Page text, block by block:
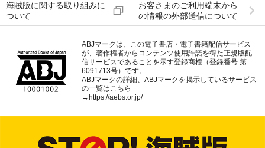
海賊版に関する取り組みに
ついて
お客さまのご利用端末から
の情報の外部送信について
ABJマークは、この電子書店・電子書籍配信サービス
が、著作権者からコンテンツ使用許諾を得た正規版配
信サービスであることを示す登録商標（登録番号 第
6091713号）です。
ABJマークの詳細、ABJマークを掲示しているサービス
の一覧はこちら
→ https://aebs.or.jp/